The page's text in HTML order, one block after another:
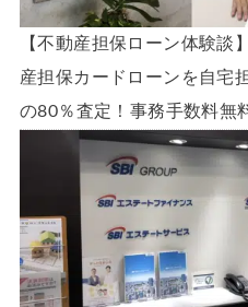
【不動産担保ローン体験談
産担保カードローンを自宅
の80％査定！事務手数料無